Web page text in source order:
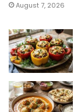
August 7, 2026